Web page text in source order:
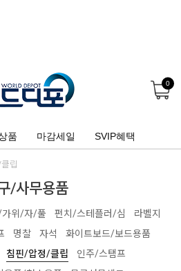
0
품 마감세일 SVIP혜택
립
/사무용품
위/자/풀 펀치/스테플러/심
라벨지
명찰 자석
화이트보드/보드용품
침핀/압정/클립
인주/스탬프